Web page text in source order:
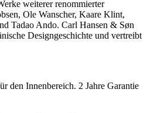
weiterer renommierter
Ole Wanscher, Kaare Klint,
Tadao Ando. Carl Hansen & Søn
Designgeschichte und vertreibt
den Innenbereich. 2 Jahre Garantie